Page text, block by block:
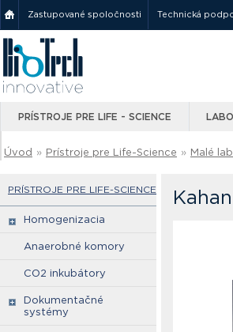
Zastupované spoločnosti Technická
PRÍSTROJE PRE LIFE - SCIENCE
Úvod » Prístroje pre Life-Science » Malé
PRÍSTROJE PRE LIFE-SCIENCE
Homogenizacia
Anaerobné komory
CO2 inkubátory
Dokumentačné
systémy